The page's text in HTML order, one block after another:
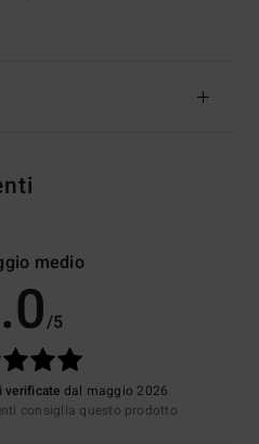
medio
/5
verificate dal maggio 2026
consiglia questo prodotto